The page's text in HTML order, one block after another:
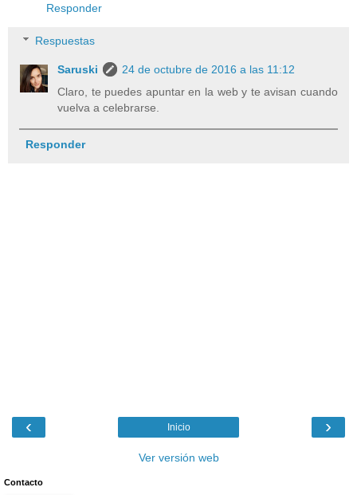
Responder
Respuestas
Saruski
24 de octubre de 2016 a las 11:12
Claro, te puedes apuntar en la web y te avisan cuando
vuelva a celebrarse.
Responder
‹ ›
Inicio
Ver versión web
Contacto